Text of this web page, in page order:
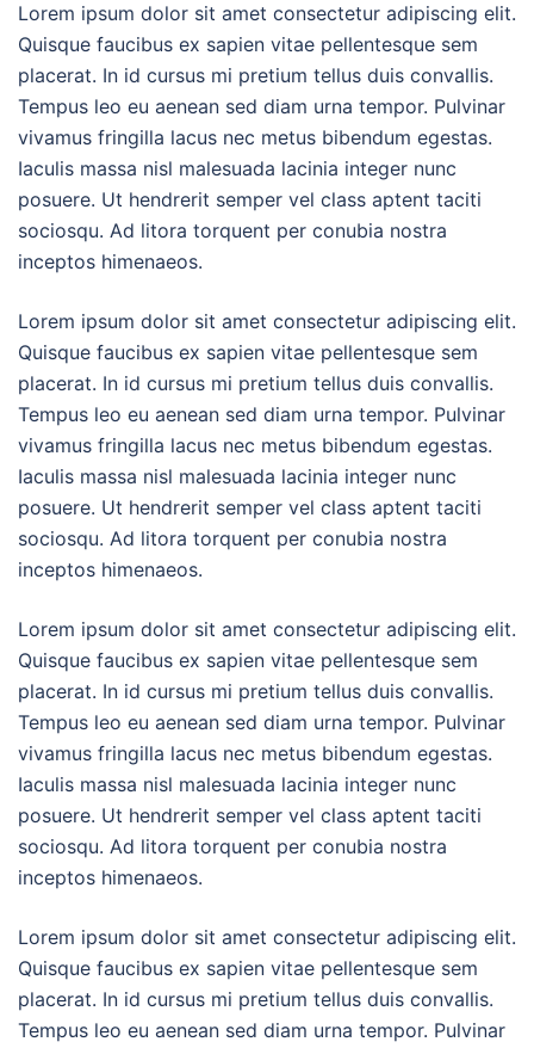
Lorem ipsum dolor sit amet consectetur adipiscing elit.
Quisque faucibus ex sapien vitae pellentesque sem
placerat. In id cursus mi pretium tellus duis convallis.
Tempus leo eu aenean sed diam urna tempor. Pulvinar
vivamus fringilla lacus nec metus bibendum egestas.
Iaculis massa nisl malesuada lacinia integer nunc
posuere. Ut hendrerit semper vel class aptent taciti
sociosqu. Ad litora torquent per conubia nostra
inceptos himenaeos.
Lorem ipsum dolor sit amet consectetur adipiscing elit.
Quisque faucibus ex sapien vitae pellentesque sem
placerat. In id cursus mi pretium tellus duis convallis.
Tempus leo eu aenean sed diam urna tempor. Pulvinar
vivamus fringilla lacus nec metus bibendum egestas.
Iaculis massa nisl malesuada lacinia integer nunc
posuere. Ut hendrerit semper vel class aptent taciti
sociosqu. Ad litora torquent per conubia nostra
inceptos himenaeos.
Lorem ipsum dolor sit amet consectetur adipiscing elit.
Quisque faucibus ex sapien vitae pellentesque sem
placerat. In id cursus mi pretium tellus duis convallis.
Tempus leo eu aenean sed diam urna tempor. Pulvinar
vivamus fringilla lacus nec metus bibendum egestas.
Iaculis massa nisl malesuada lacinia integer nunc
posuere. Ut hendrerit semper vel class aptent taciti
sociosqu. Ad litora torquent per conubia nostra
inceptos himenaeos.
Lorem ipsum dolor sit amet consectetur adipiscing elit.
Quisque faucibus ex sapien vitae pellentesque sem
placerat. In id cursus mi pretium tellus duis convallis.
Tempus leo eu aenean sed diam urna tempor. Pulvinar